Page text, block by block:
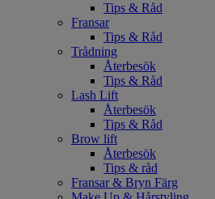
Tips & Råd
Fransar
Tips & Råd
Trådning
Återbesök
Tips & Råd
Lash Lift
Återbesök
Tips & Råd
Brow lift
Återbesök
Tips & råd
Fransar & Bryn Färg